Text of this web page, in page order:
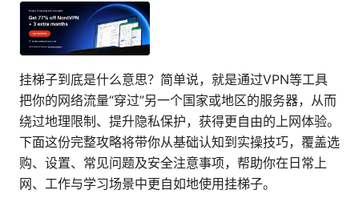
挂梯子到底是什么意思？简单说，就是通过VPN等工具
把你的网络流量“穿过”另一个国家或地区的服务器，从而
绕过地理限制、提升隐私保护，获得更自由的上网体验。
下面这份完整攻略将带你从基础认知到实操技巧，覆盖选
购、设置、常见问题及安全注意事项，帮助你在日常上
网、工作与学习场景中更自如地使用挂梯子。